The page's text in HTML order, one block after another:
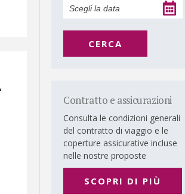
CERCA
Contratto e assicurazioni
Consulta le condizioni generali
del contratto di viaggio e le
coperture assicurative incluse
nelle nostre proposte
SCOPRI DI PIÙ